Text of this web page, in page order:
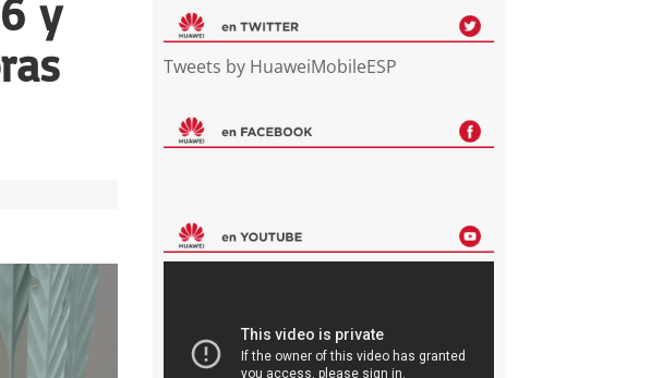
y
Tweets by HuaweiMobileESP